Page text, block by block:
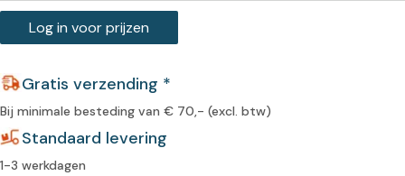
Log in voor prijzen
Gratis verzending *
Bij minimale besteding van € 70,- (excl. btw)
Standaard levering
1-3 werkdagen